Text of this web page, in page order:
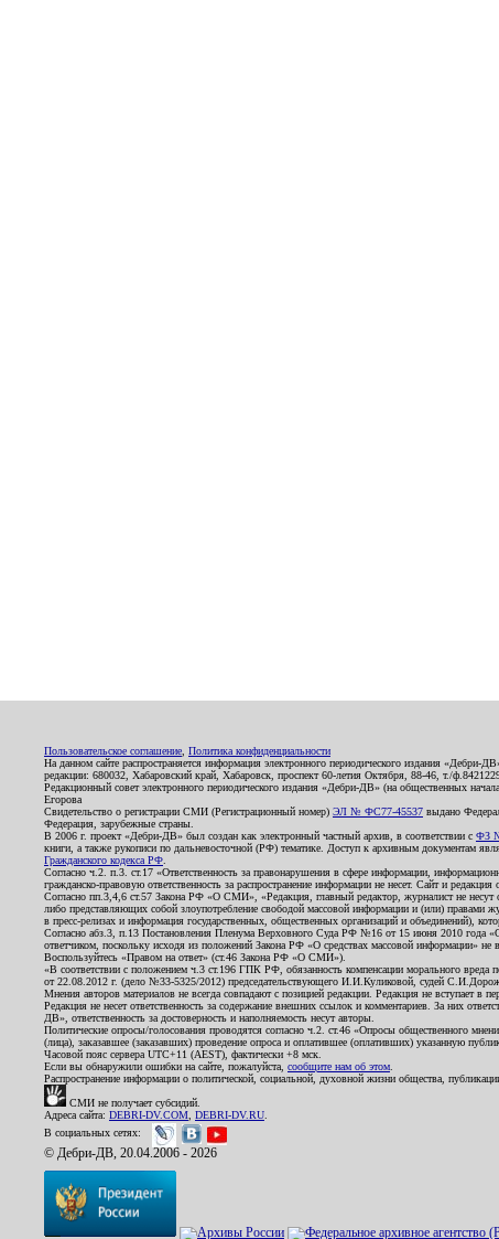
Пользовательское соглашение Политика конфиденциальности
На данном сайте распространяется информация электронного периодического издания
редакции: 680032, Хабаровский край, Хабаровск, проспект 60-летия Октября, 88-46, т./
Редакционный совет электронного периодического издания «Дебри-ДВ» (на
Егорова
Свидетельство о регистрации СМИ (Регистрационный номер) ЭЛ № ФС77-45537 выдано
Федерация, зарубежные страны.
В 2006 г. проект «Дебри-ДВ» был создан как электронный частный архив, в соответствии с ФЗ №
книги, а также рукописи по дальневосточной (РФ) тематике. Доступ к архивным документам
Гражданского кодекса РФ
Согласно ч.2. п.3. ст.17 «Ответственность за правонарушения в сфере информации,
гражданско-правовую ответственность за распространение информации не несет. Сайт и
Согласно пп.3,4,6 ст.57 Закона РФ «О СМИ», «Редакция, главный редактор, журналист не несут
либо представляющих собой злоупотребление свободой массовой информации и (или) правами
в пресс-релизах и информация государственных, общественных организаций и объединений),
Согласно абз.3, п.13 Постановления Пленума Верховного Суда РФ №16 от 15 июня 2010 года
ответчиком, поскольку исходя из положений Закона РФ «О средствах массовой информации» не
Воспользуйтесь «Правом на ответ» (ст.46 Закона РФ «О СМИ»).
«В соответствии с положением ч.3 ст.196 ГПК РФ, обязанность компенсации морального вреда
от 22.08.2012 г. (дело №33-5325/2012) председательствующего И.И.Куликовой, судей
Мнения авторов материалов не всегда совпадают с позицией редакции. Редакция не вступает в
Редакция не несет ответственность за содержание внешних ссылок и комментариев. За них
ДВ», ответственность за достоверность и наполняемость несут авторы.
Политические опросы/голосования проводятся согласно ч.2. ст.46 «Опросы общественного
(лица), заказавшее (заказавших) проведение опроса и оплатившее (оплативших) указанную
Часовой пояс сервера UTC+11 (AEST), фактически +8 мск.
Если вы обнаружили ошибки на сайте, пожалуйста, сообщите нам об этом
Распространение информации о политической, социальной, духовной жизни общества,
СМИ не получает субсидий.
Адреса сайта: DEBRI-DV.COM DEBRI-DV.RU
В социальных сетях:
© Дебри-ДВ, 20.04.2006 - 2026